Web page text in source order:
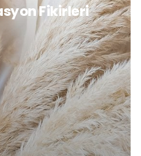
Fikirleri